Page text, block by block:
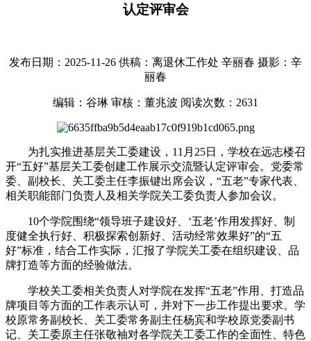
认定评审会
发布日期：2025-11-26 供稿：离退休工作处 辛丽春 摄影：辛
丽春
编辑：谷琳 审核：董兆波 阅读次数： 2631
为扎实推进基层关工委建设，11月25日，学校在远志楼召
开“五好”基层关工委创建工作展示交流暨认定评审会。党委常
委、副校长、关工委主任李振键出席会议，“五老”专家代表、
相关职能部门负责人及相关学院关工委负责人参加会议。
10个学院围绕“领导班子建设好、‘五老’作用发挥好、制
度健全执行好、积极探索创新好、活动经常效果好”的“五
好”标准，结合工作实际，汇报了学院关工委在组织建设、品
牌打造等方面的经验做法。
学校关工委相关负责人对学院在发挥“五老”作用、打造品
牌项目等方面的工作表示认可，并对下一步工作提出要求。学
校原常务副校长、关工委常务副主任杨宾和学校原党委副书
记、关工委原主任张敬袖对各学院关工委工作的全面性、特色